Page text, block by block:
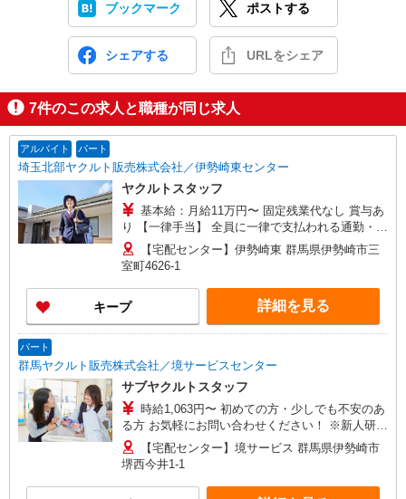
ブックマーク ポストする
シェアする URLをシェア
7件のこの求人と職種が同じ求人
アルバイト パート
埼玉北部ヤクルト販売株式会社／伊勢崎東センター
ヤクルトスタッフ
基本給：月給11万円〜 固定残業代なし 賞与あ
り 【一律手当】 全員に一律で支払われる通勤・皆
勤・家族手当金額 : なし 全員に一律で支払われる
その他手当金額 : なし ＼選べる働き方／ライフス
タイルに合わせて働ける！ ・家族と仕事を大切に
働きたい ・子どもが小さいから週4で働きたい ・
ライフスタイルに合った収入が欲しい 今のあなた
に合った最適の働き方を見つけてください。 ※扶
い。 ※詳細は備考欄へ
【宅配センター】伊勢崎東 群馬県伊勢崎市三
室町4626-1
キープ 詳細を見る
パート
群馬ヤクルト販売株式会社／境サービスセンター
サブヤクルトスタッフ
時給1,063円〜 初めての方・少しでも不安のあ
る方 お気軽にお問い合わせください！ ※新人研
修/日4,300円（新人研修2カ月間） 【研修制度あ
り】 研修期間 2か月 研修時の給与 日額4,300円
【宅配センター】境サービス 群馬県伊勢崎市
堺西今井1-1